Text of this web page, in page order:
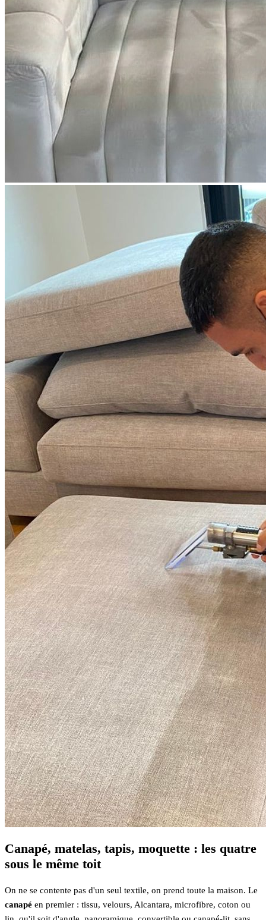
Canapé, matelas, tapis, moquette : les quatre
sous le même toit
On ne se contente pas d'un seul textile, on prend toute la maison. Le
canapé en premier : tissu, velours, Alcantara, microfibre, coton ou